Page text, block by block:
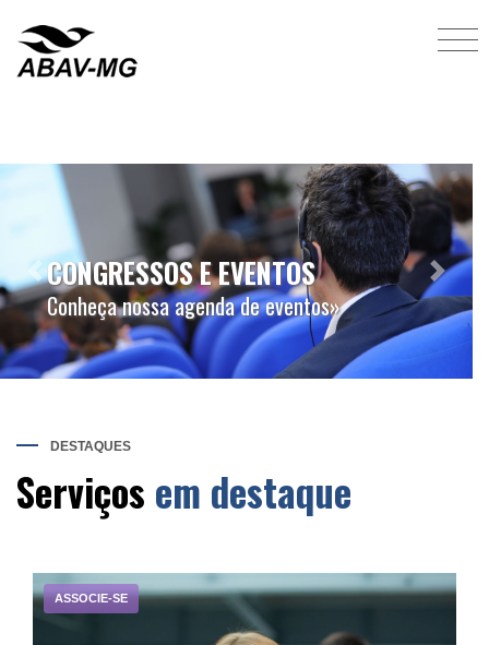
SEJA UM ASSOCIADO
Conheça as vantagens de se associar»
Previous Next
DESTAQUES
Serviços em destaque
ASSOCIE-SE